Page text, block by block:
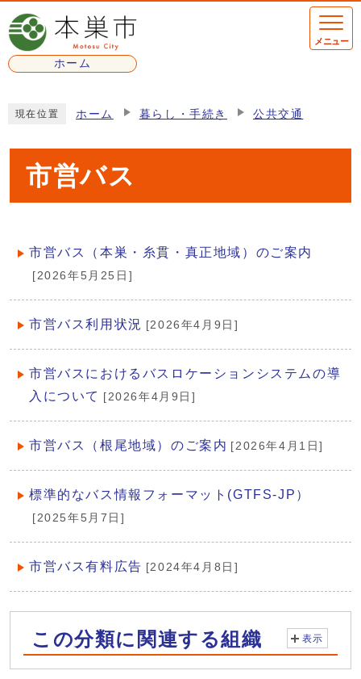
ページの先頭です
ホーム
メニュー
現在位置 ホーム 暮らし・手続き 公共交通
市営バス
メインメニュー
市営バス（本巣・糸貫・真正地域）のご案内
[2026年5月25日]
市営バス利用状況 [2026年4月9日]
市営バスにおけるバスロケーションシステムの導
入について [2026年4月9日]
市営バス（根尾地域）のご案内 [2026年4月1日]
標準的なバス情報フォーマット(GTFS-JP）
[2025年5月7日]
市営バス有料広告 [2024年4月8日]
この分類に関連する組織 表示